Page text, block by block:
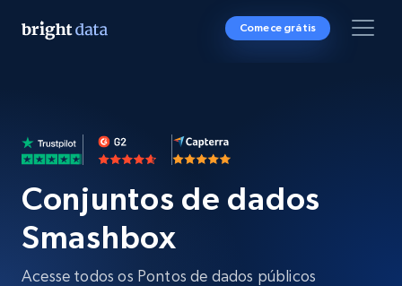
Comece grátis
Conjuntos de dados
Smashbox
Acesse todos os Pontos de dados públicos